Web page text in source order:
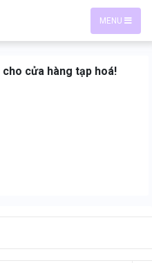
MENU
cửa hàng tạp hoá!